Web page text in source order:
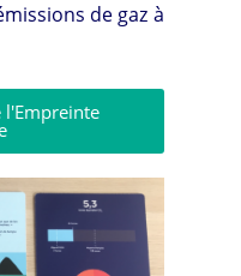
de gaz à
l'Empreinte